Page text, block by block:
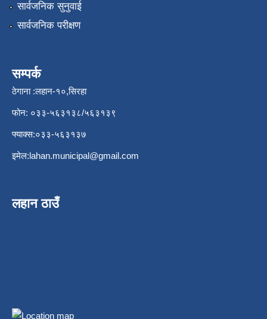
सार्वजनिक सुनुवाई
सार्वजनिक परीक्षण
सम्पर्क
ठेगाना :लहान-१०,सिरहा
फोन: ०३३-५६३१३८/५६३१३९
फ्याक्स:०३३-५६३१३७
इमेल:lahan.municipal@gmail.com
लहान ठाउँ